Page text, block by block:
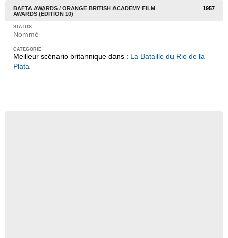
BAFTA AWARDS / ORANGE BRITISH ACADEMY FILM
AWARDS (ÉDITION 10)
1957
Nommé
Meilleur scénario britannique dans : La Bataille du Rio de la
Plata